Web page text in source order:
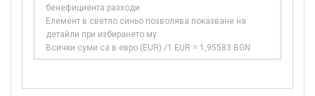
бенефициента разходи
Елемент в светло синьо позволява показване на
детайли при избирането му
Всички суми са в евро (EUR) /1 EUR = 1,95583 BGN